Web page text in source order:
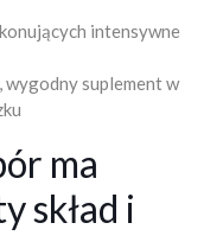
intensywne
suplement w
ma
skład i